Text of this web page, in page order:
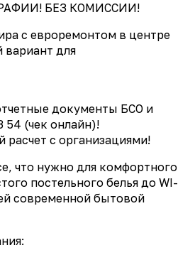
БЕЗ КОМИССИИ!
с евроремонтом в центре
для
документы БСО и
54 (чек онлайн)!
расчет с организациями!
что нужно для комфортного
постельного белья до WI-
современной бытовой